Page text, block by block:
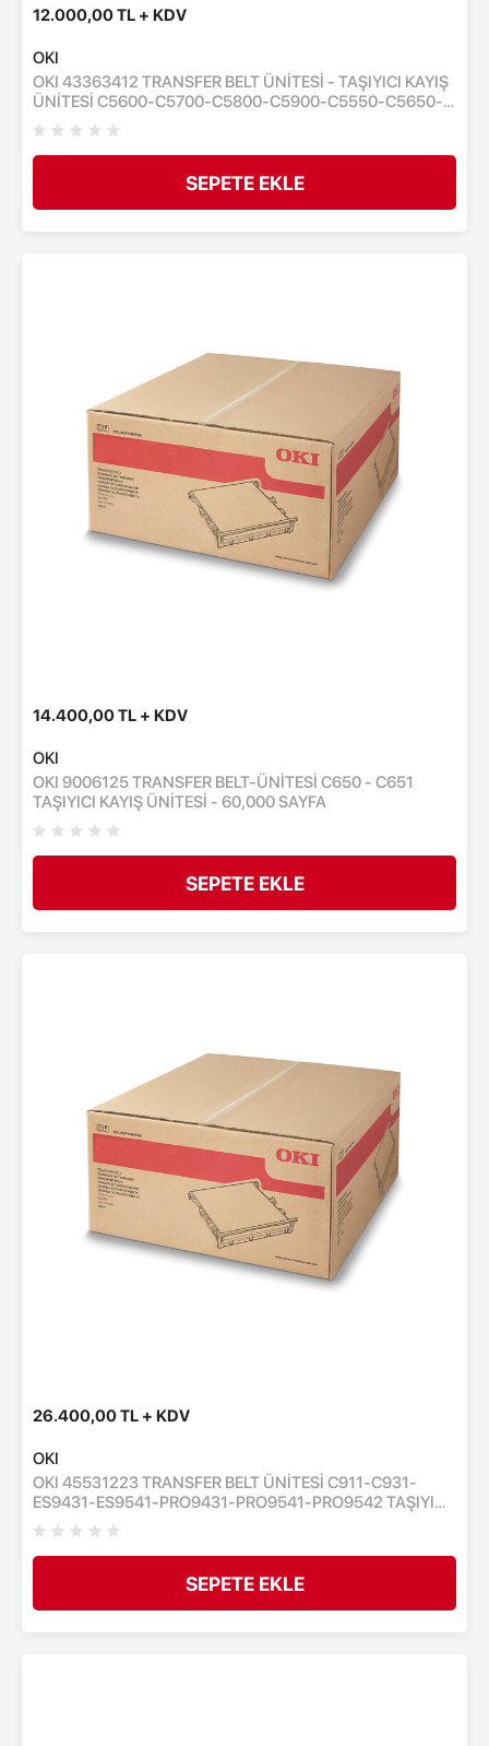
12.000,00 TL + KDV
OKI
OKI 43363412 TRANSFER BELT ÜNİTESİ - TAŞIYICI KAYIŞ
ÜNİTESİ C5600-C5700-C5800-C5900-C5550-C5650-
C5750-C5850-C5950-C710-MC560 - 60,000 SAYFA
SEPETE EKLE
14.400,00 TL + KDV
OKI
OKI 9006125 TRANSFER BELT-ÜNİTESİ C650 - C651
TAŞIYICI KAYIŞ ÜNİTESİ - 60,000 SAYFA
SEPETE EKLE
26.400,00 TL + KDV
OKI
OKI 45531223 TRANSFER BELT ÜNİTESİ C911-C931-
ES9431-ES9541-PRO9431-PRO9541-PRO9542 TAŞIYICI
KAYIŞ ÜNİTESİ 150,000 BİN SAYFA
SEPETE EKLE